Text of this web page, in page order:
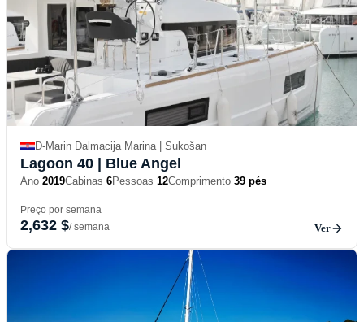
D-Marin Dalmacija Marina | Sukošan
Lagoon 40 | Blue Angel
Ano 2019Cabinas 6Pessoas 12Comprimento 39 pés
Preço por semana
2,632 $/ semana Ver